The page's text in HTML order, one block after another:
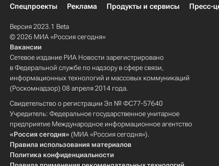
Спецпроекты
Реклама Продукты и сервисы Пресс-
Версия 2023.1 Beta
© 2026 МИА «Россия сегодня»
Вакансии
Сетевое издание РИА Новости зарегистрировано
в Федеральной службе по надзору в сфере связи,
информационных технологий и массовых коммуникаций
(Роскомнадзор) 08 апреля 2014 года.
Свидетельство о регистрации Эл № ФС77-57640
Учредитель: Федеральное государственное унитарное
предприятие Международное информационное агентство
«Россия сегодня» (МИА «Россия сегодня»).
Правила использования материалов
Политика конфиденциальности